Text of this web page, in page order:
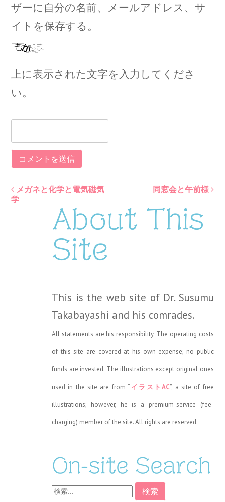
ザーに自分の名前、メールアドレス、サ
イトを保存する。
上に表示された文字を入力してくださ
い。
Post
navigation
メガネと化学と電気磁気
学
同窓会と午前様
About This
Site
This is the web site of Dr. Susumu
Takabayashi and his comrades.
All statements are his responsibility. The operating costs
of this site are covered at his own expense; no public
funds are invested. The illustrations except original ones
used in the site are from “イラストAC”, a site of free
illustrations; however, he is a premium-service (fee-
charging) member of the site. All rights are reserved.
On-site Search
検
索: